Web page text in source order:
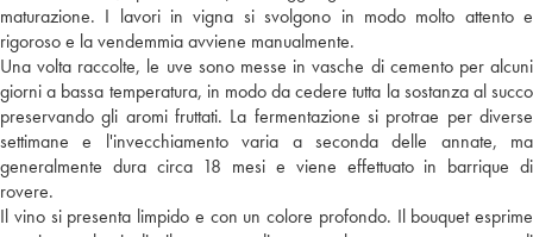
maturazione. I lavori in vigna si svolgono in modo molto attento e
rigoroso e la vendemmia avviene manualmente.
Una volta raccolte, le uve sono messe in vasche di cemento per alcuni
giorni a bassa temperatura, in modo da cedere tutta la sostanza al succo
preservando gli aromi fruttati. La fermentazione si protrae per diverse
settimane e l'invecchiamento varia a seconda delle annate, ma
generalmente dura circa 18 mesi e viene effettuato in barrique di
rovere.
Il vino si presenta limpido e con un colore profondo. Il bouquet esprime